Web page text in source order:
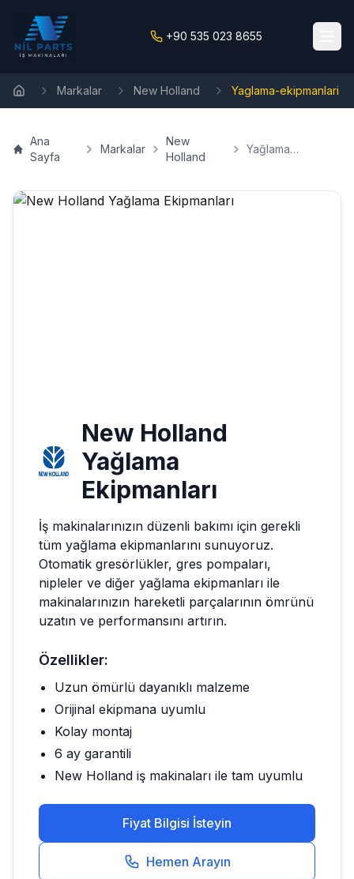
+90 535 023 8655
Markalar New Holland Yaglama-ekipmanlari
Ana
Sayfa
Markalar
New
Holland
Yağlama
New Holland
Yağlama
Ekipmanları
İş makinalarınızın düzenli bakımı için gerekli
tüm yağlama ekipmanlarını sunuyoruz.
Otomatik gresörlükler, gres pompaları,
nipleler ve diğer yağlama ekipmanları ile
makinalarınızın hareketli parçalarının ömrünü
uzatın ve performansını artırın.
Özellikler:
Uzun ömürlü dayanıklı malzeme
Orijinal ekipmana uyumlu
Kolay montaj
6 ay garantili
New Holland iş makinaları ile tam uyumlu
Fiyat Bilgisi İsteyin
Hemen Arayın